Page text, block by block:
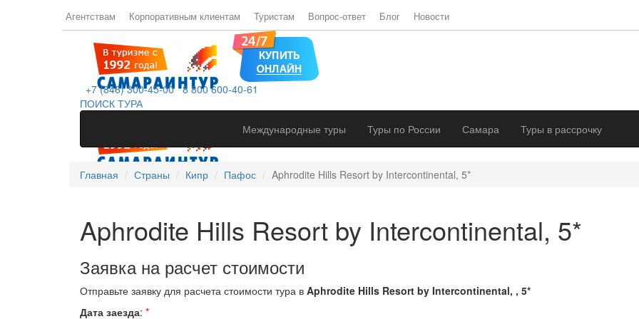
Агентствам Корпоративным клиентам Туристам Вопрос-ответ Блог Новости
+7 (846) 300-45-00 8 800 600-40-61
ПОИСК ТУРА
Международные туры
Туры по России Самара Туры в рассрочку
Главная Страны Кипр Пафос Aphrodite Hills Resort by Intercontinental, 5*
Aphrodite Hills Resort by Intercontinental, 5*
Заявка на расчет стоимости
Отправьте заявку для расчета стоимости тура в Aphrodite Hills Resort by Intercontinental, , 5*
Дата заезда: *